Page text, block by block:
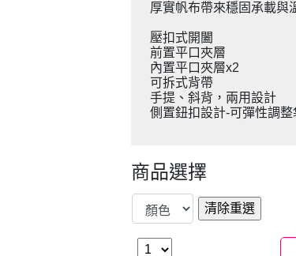
厚實帆布帶來穩固承載與
壓扣式開闔
前置平口夾層
內置平口夾層x2
可拆式背帶
手提、斜背，兩用設計
側置鈕扣設計-可彈性調
商品選擇